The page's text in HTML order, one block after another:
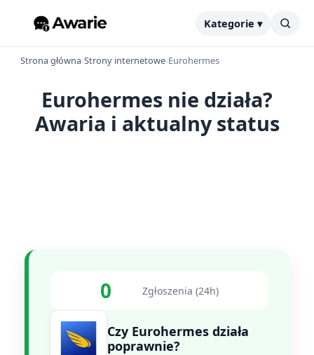
Kategorie ▾
Strona główna›Strony internetowe›Eurohermes
Eurohermes nie działa?
Awaria i aktualny status
0 Zgłoszenia (24h)
Czy Eurohermes działa
poprawnie?